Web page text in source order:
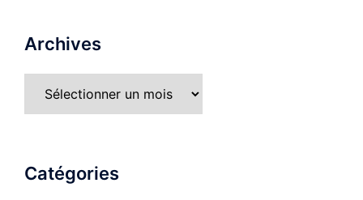
Archives
Catégories